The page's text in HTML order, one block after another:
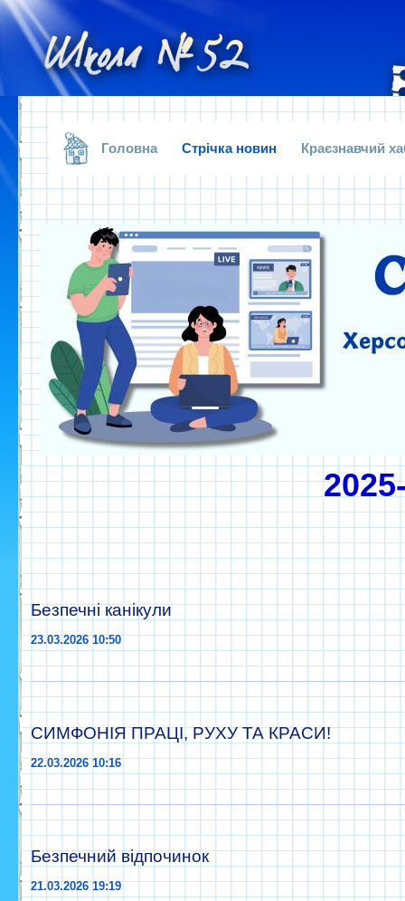
.
Головна Стрічка новин Краєзнавчий
Безпечні канікули
23.03.2026 10:50
СИМФОНІЯ ПРАЦІ, РУХУ ТА КРАСИ!
22.03.2026 10:16
Безпечний відпочинок
21.03.2026 19:19